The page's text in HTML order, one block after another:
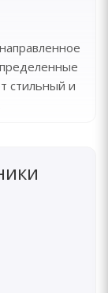
стильный и